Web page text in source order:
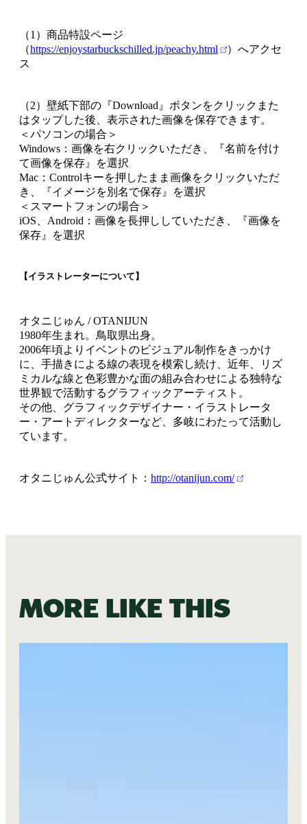
（1）商品特設ページ
（https://enjoystarbuckschilled.jp/peachy.html
）へアクセ
ス
（2）壁紙下部の『Download』ボタンをクリックまた
はタップした後、表示された画像を保存できます。
＜パソコンの場合＞
Windows：画像を右クリックいただき、『名前を付け
て画像を保存』を選択
Mac：Controlキーを押したまま画像をクリックいただ
き、『イメージを別名で保存』を選択
＜スマートフォンの場合＞
iOS、Android：画像を長押ししていただき、『画像を
保存』を選択
【イラストレーターについて】
オタニじゅん / OTANIJUN
1980年生まれ。鳥取県出身。
2006年頃よりイベントのビジュアル制作をきっかけ
に、手描きによる線の表現を模索し続け、近年、リズ
ミカルな線と色彩豊かな面の組み合わせによる独特な
世界観で活動するグラフィックアーティスト。
その他、グラフィックデザイナー・イラストレータ
ー・アートディレクターなど、多岐にわたって活動し
ています。
オタニじゅん公式サイト： http://otanijun.com/
More like this